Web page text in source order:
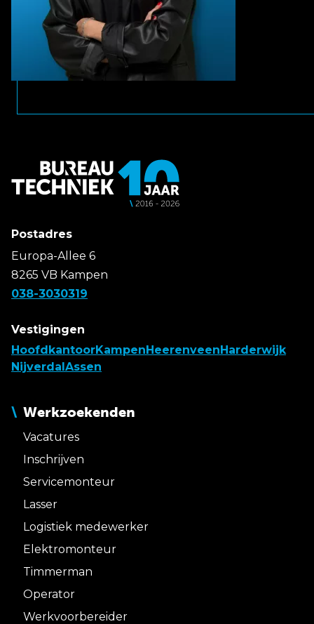
Postadres
Europa-Allee 6
8265 VB Kampen
038-3030319
Vestigingen
HoofdkantoorKampen Heerenveen Harderwijk
Nijverdal Assen
Werkzoekenden
Vacatures
Inschrijven
Servicemonteur
Lasser
Logistiek medewerker
Elektromonteur
Timmerman
Operator
Werkvoorbereider